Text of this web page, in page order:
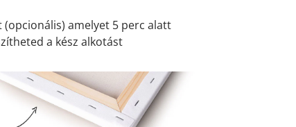
(opcionális) amelyet 5 perc alatt
a kész alkotást